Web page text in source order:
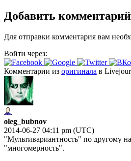
Добавить комментарий
Для отправки комментария вам
Войти через:
Комментарии из оригинала в
oleg_bubnov
2014-06-27 04:11 pm (UTC)
"Мультивариантность" по другому
"многомерность".